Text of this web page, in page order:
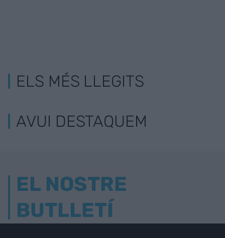
ELS MÉS LLEGITS
AVUI DESTAQUEM
EL NOSTRE
BUTLLETÍ